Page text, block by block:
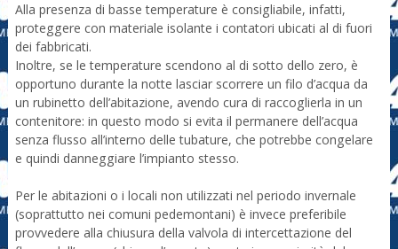
Alla presenza di basse temperature è consigliabile, infatti,
proteggere con materiale isolante i contatori ubicati al di fuori
dei fabbricati.
Inoltre, se le temperature scendono al di sotto dello zero, è
opportuno durante la notte lasciar scorrere un filo d’acqua da
un rubinetto dell’abitazione, avendo cura di raccoglierla in un
contenitore: in questo modo si evita il permanere dell’acqua
senza flusso all’interno delle tubature, che potrebbe congelare
e quindi danneggiare l’impianto stesso.
Per le abitazioni o i locali non utilizzati nel periodo invernale
(soprattutto nei comuni pedemontani) è invece preferibile
provvedere alla chiusura della valvola di intercettazione del